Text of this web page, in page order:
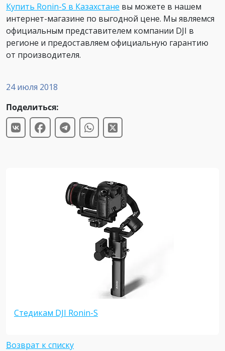
24 июля 2018
Поделиться:
Стедикам DJI Ronin-S
Купить Ronin-S в Казахстане вы можете в нашем
интернет-магазине по выгодной цене. Мы являемся
официальным представителем компании DJI в
регионе и предоставляем официальную гарантию
от производителя.
Возврат к списку